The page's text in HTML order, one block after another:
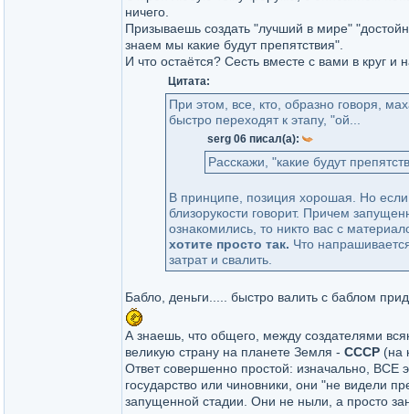
ничего.
Призываешь создать "лучший в мире"
знаем мы какие будут препятствия".
И что остаётся? Сесть вместе с вами в круг и
Цитата:
При этом, все, кто, образно говоря,
быстро переходят к этапу, "ой...
serg 06 писал(а):
Расскажи, "какие будут
В принципе, позиция хорошая. Но если
близорукости говорит. Причем
ознакомились, то никто вас с
хотите просто так. Что
затрат и свалить.
Бабло, деньги..... быстро валить с баблом
А знаешь, что общего, между создателями
великую страну на планете Земля - СССР (на
Ответ совершенно простой: изначально, ВСЕ
государство или чиновники, они "не видели
запущенной стадии. Они не ныли, а просто